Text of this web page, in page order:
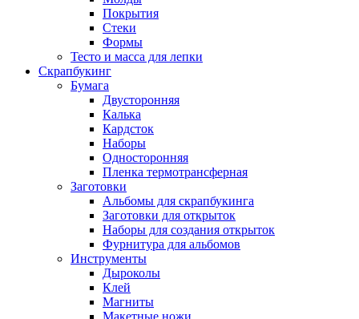
Покрытия
Стеки
Формы
Тесто и масса для лепки
Скрапбукинг
Бумага
Двусторонняя
Калька
Кардсток
Наборы
Односторонняя
Пленка термотрансферная
Заготовки
Альбомы для скрапбукинга
Заготовки для открыток
Наборы для создания открыток
Фурнитура для альбомов
Инструменты
Дыроколы
Клей
Магниты
Макетные ножи